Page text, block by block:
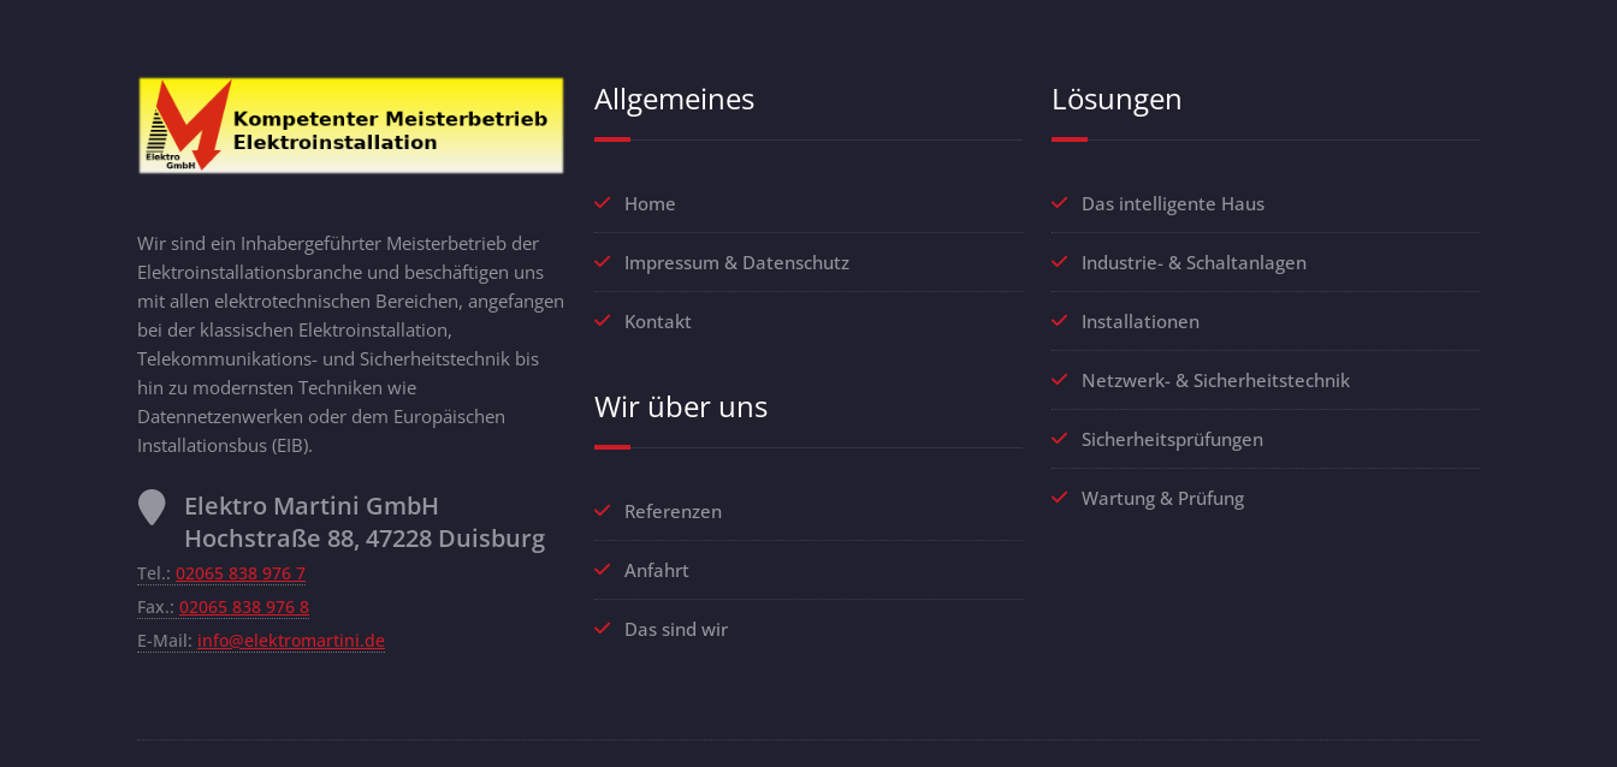
Wir sind ein Inhabergeführter Meisterbetrieb der
Elektroinstallationsbranche und beschäftigen uns
mit allen elektrotechnischen Bereichen, angefangen
bei der klassischen Elektroinstallation,
Telekommunikations- und Sicherheitstechnik bis
hin zu modernsten Techniken wie
Datennetzenwerken oder dem Europäischen
Installationsbus (EIB).
Elektro Martini GmbH
Hochstraße 88, 47228 Duisburg
Tel.: 02065 838 976 7
Fax.: 02065 838 976 8
E-Mail: info@elektromartini.de
Allgemeines
Home
Impressum & Datenschutz
Kontakt
Wir über uns
Referenzen
Anfahrt
Das sind wir
Lösungen
Das intelligente Haus
Industrie- & Schaltanlagen
Installationen
Netzwerk- & Sicherheitstechnik
Sicherheitsprüfungen
Wartung & Prüfung